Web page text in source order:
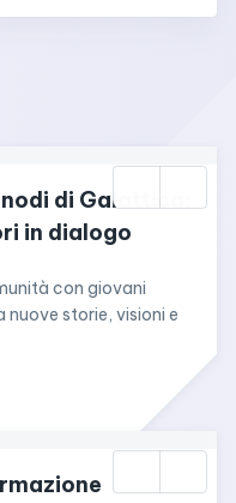
di Galattica:
in dialogo
con giovani
nuove storie, visioni e